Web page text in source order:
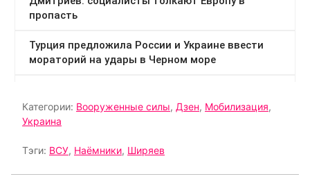
Категории: Вооруженные силы, Дзен, Мобилизация,
Украина
Тэги: ВСУ, Наёмники, Ширяев